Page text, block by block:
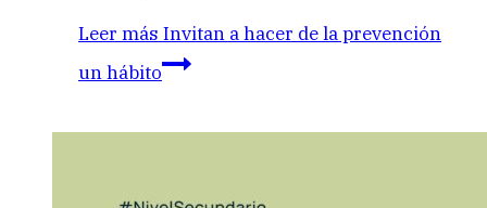
Leer más Invitan a hacer de la prevención
un hábito